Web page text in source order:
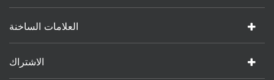
العلامات الساخنة
الاشتراك